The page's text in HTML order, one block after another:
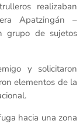
realizaban
Apatzingán –
grupo de sujetos
y solicitaron
elementos de la
hacia una zona